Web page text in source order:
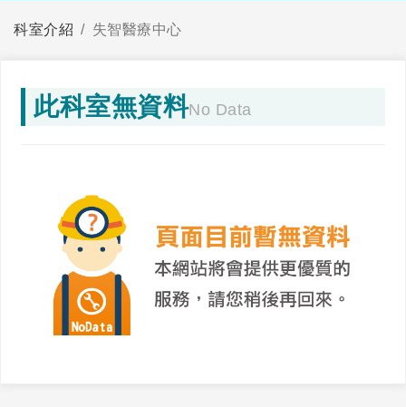
科室介紹 失智醫療中心
此科室無資料No Data